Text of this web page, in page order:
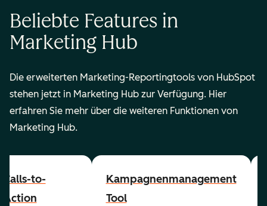
Beliebte Features in
Marketing Hub
Die erweiterten Marketing-Reportingtools von HubSpot
stehen jetzt in Marketing Hub zur Verfügung. Hier
erfahren Sie mehr über die weiteren Funktionen von
Marketing Hub.
Calls-to-
Action
Kampagnenmanagement
Tool